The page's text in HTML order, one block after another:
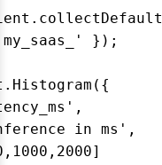
});
in ms',